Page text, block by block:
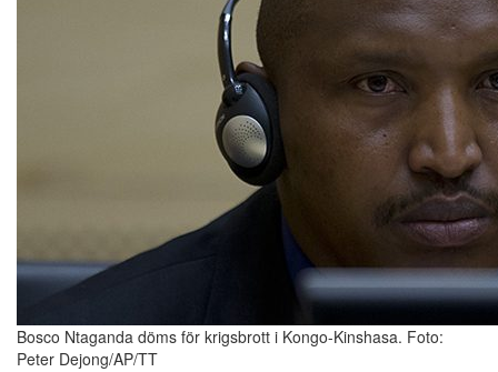
Bosco Ntaganda döms för krigsbrott i Kongo-Kinshasa. Foto:
Peter Dejong/AP/TT